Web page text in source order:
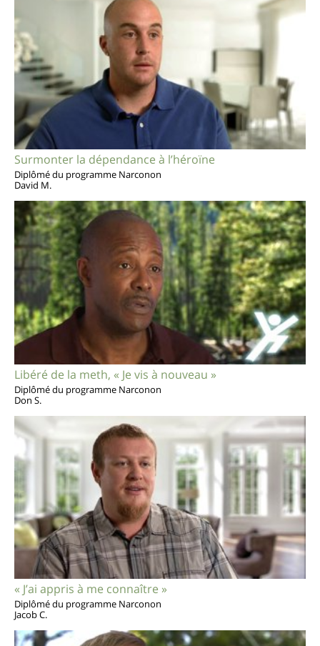
Surmonter la dépendance à l’héroïne
Diplômé du programme Narconon
David M.
Libéré de la meth, « Je vis à nouveau »
Diplômé du programme Narconon
Don S.
« J’ai appris à me connaître »
Diplômé du programme Narconon
Jacob C.